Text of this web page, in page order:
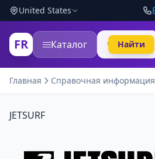
United States
FR Каталог Найти
Главная Справочная информация
JETSURF